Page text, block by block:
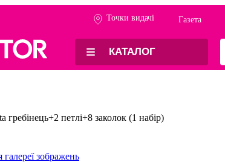
Точки видачi Газета
КАТАЛОГ
гребінець+2 петлі+8 заколок (1 набір)
зображень